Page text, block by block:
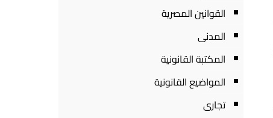
القوانين المصرية
المدنى
المكتبة القانونية
المواضيع القانونية
تجارى